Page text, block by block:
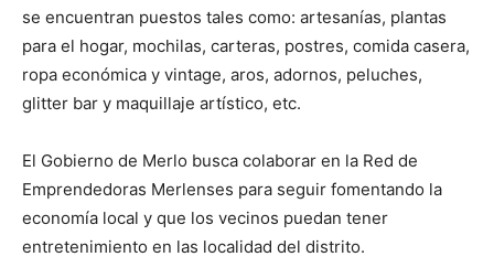
se encuentran puestos tales como: artesanías, plantas
para el hogar, mochilas, carteras, postres, comida casera,
ropa económica y vintage, aros, adornos, peluches,
glitter bar y maquillaje artístico, etc.
El Gobierno de Merlo busca colaborar en la Red de
Emprendedoras Merlenses para seguir fomentando la
economía local y que los vecinos puedan tener
entretenimiento en las localidad del distrito.